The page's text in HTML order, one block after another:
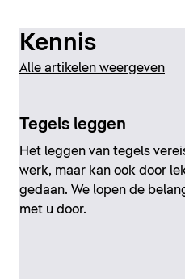
Kennis
Alle artikelen weergeven
Tegels leggen
Het leggen van tegels
werk, maar kan ook door
gedaan. We lopen de
met u door.